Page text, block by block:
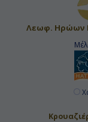
Λεωφ. Ηρώων